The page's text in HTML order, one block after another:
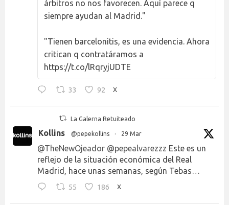
árbitros no nos favorecen. Aquí parece q
siempre ayudan al Madrid."
"Tienen barcelonitis, es una evidencia. Ahora
critican q contratáramos a
https://t.co/lRqryjUDTE
33 92 X
La Galerna Retuiteado
Kollins @pepekollins · 29 Mar
@TheNewOjeador @pepealvarezzz Este es un
reflejo de la situación económica del Real
Madrid, hace unas semanas, según Tebas…
55 186 X